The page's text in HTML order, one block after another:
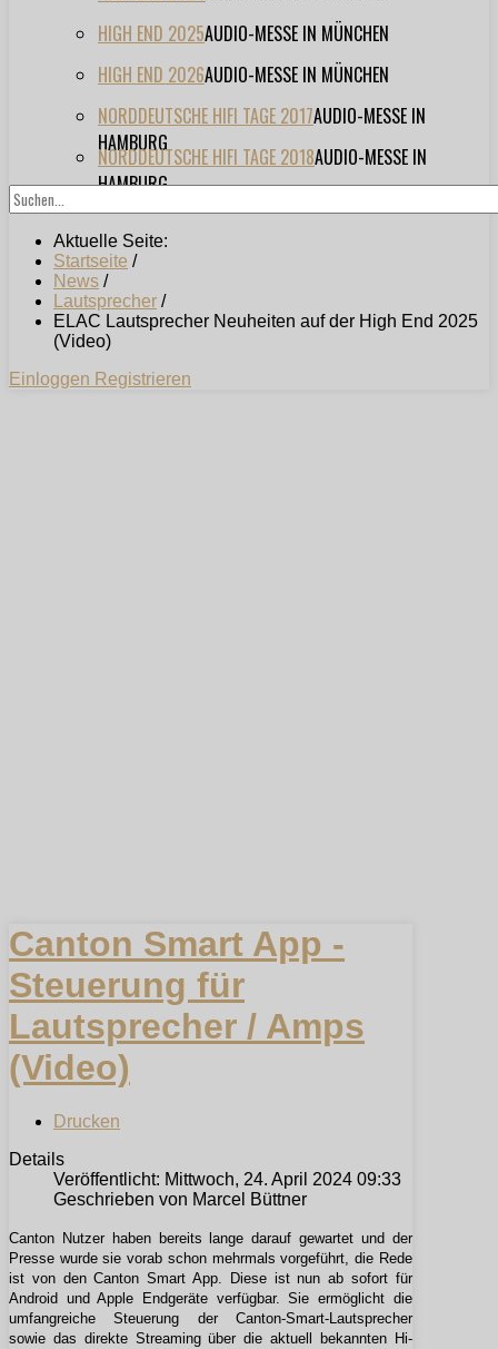
HIGH END 2025AUDIO-MESSE IN MÜNCHEN
HIGH END 2026AUDIO-MESSE IN MÜNCHEN
NORDDEUTSCHE HIFI TAGE 2017AUDIO-MESSE IN
HAMBURG
NORDDEUTSCHE HIFI TAGE 2018AUDIO-MESSE IN
HAMBURG
Aktuelle Seite:
Startseite /
News /
Lautsprecher /
ELAC Lautsprecher Neuheiten auf der High End 2025
(Video)
Einloggen Registrieren
Canton Smart App -
Steuerung für
Lautsprecher / Amps
(Video)
Drucken
Details
Veröffentlicht: Mittwoch, 24. April 2024 09:33
Geschrieben von Marcel Büttner
Canton Nutzer haben bereits lange darauf gewartet und der
Presse wurde sie vorab schon mehrmals vorgeführt, die Rede
ist von den Canton Smart App. Diese ist nun ab sofort für
Android und Apple Endgeräte verfügbar. Sie ermöglicht die
umfangreiche Steuerung der Canton-Smart-Lautsprecher
sowie das direkte Streaming über die aktuell bekannten Hi-